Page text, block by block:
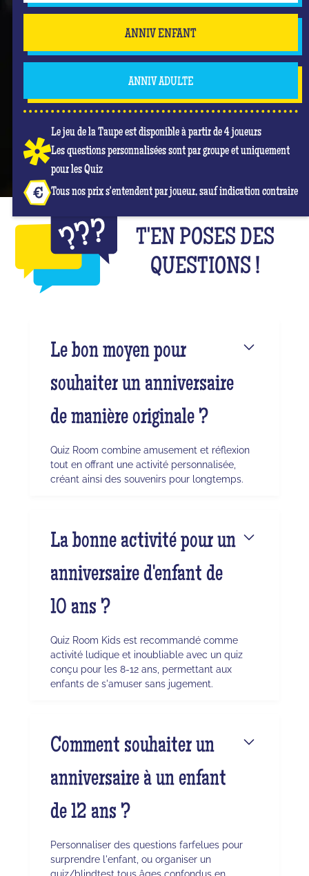
ANNIV ENFANT
ANNIV ADULTE
Le jeu de la Taupe est disponible à partir de 4 joueurs
Les questions personnalisées sont par groupe et uniquement
pour les Quiz
Tous nos prix s'entendent par joueur, sauf indication contraire
T'EN POSES DES
QUESTIONS !
Le bon moyen pour
souhaiter un anniversaire
de manière originale ?
Quiz Room combine amusement et réflexion
tout en offrant une activité personnalisée,
créant ainsi des souvenirs pour longtemps.
La bonne activité pour un
anniversaire d'enfant de
10 ans ?
Quiz Room Kids est recommandé comme
activité ludique et inoubliable avec un quiz
conçu pour les 8-12 ans, permettant aux
enfants de s'amuser sans jugement.
Comment souhaiter un
anniversaire à un enfant
de 12 ans ?
Personnaliser des questions farfelues pour
surprendre l'enfant, ou organiser un
quiz/blindtest tous âges confondus en